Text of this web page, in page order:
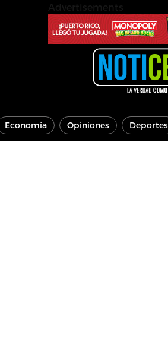
Economía Opiniones Deportes